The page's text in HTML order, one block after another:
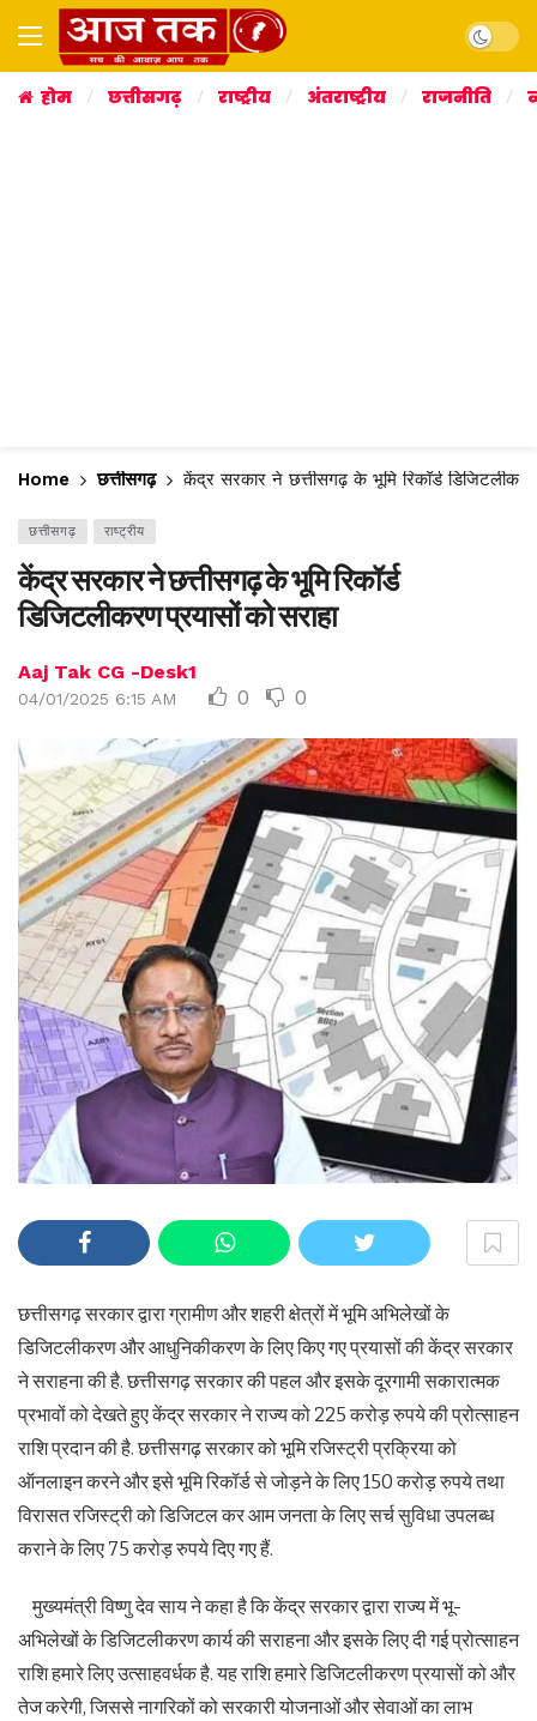
Dark
होम छत्तीसगढ़ राष्ट्रीय अंतराष्ट्रीय राजनीति
Home छत्तीसगढ़ केंद्र सरकार ने छत्तीसगढ़ के भूमि रिकॉर्ड डिजिटलीकरण
छत्तीसगढ़ राष्ट्रीय
केंद्र सरकार ने छत्तीसगढ़ के भूमि रिकॉर्ड
डिजिटलीकरण प्रयासों को सराहा
Aaj Tak CG -Desk1
04/01/2025 6:15 AM 0 0
छत्तीसगढ़ सरकार द्वारा ग्रामीण और शहरी क्षेत्रों में भूमि अभिलेखों के
डिजिटलीकरण और आधुनिकीकरण के लिए किए गए प्रयासों की केंद्र सरकार
ने सराहना की है. छत्तीसगढ़ सरकार की पहल और इसके दूरगामी सकारात्मक
प्रभावों को देखते हुए केंद्र सरकार ने राज्य को 225 करोड़ रुपये की प्रोत्साहन
राशि प्रदान की है. छत्तीसगढ़ सरकार को भूमि रजिस्ट्री प्रक्रिया को
ऑनलाइन करने और इसे भूमि रिकॉर्ड से जोड़ने के लिए 150 करोड़ रुपये तथा
विरासत रजिस्ट्री को डिजिटल कर आम जनता के लिए सर्च सुविधा उपलब्ध
कराने के लिए 75 करोड़ रुपये दिए गए हैं.
मुख्यमंत्री विष्णु देव साय ने कहा है कि केंद्र सरकार द्वारा राज्य में भू-
अभिलेखों के डिजिटलीकरण कार्य की सराहना और इसके लिए दी गई प्रोत्साहन
राशि हमारे लिए उत्साहवर्धक है. यह राशि हमारे डिजिटलीकरण प्रयासों को और
तेज करेगी, जिससे नागरिकों को सरकारी योजनाओं और सेवाओं का लाभ